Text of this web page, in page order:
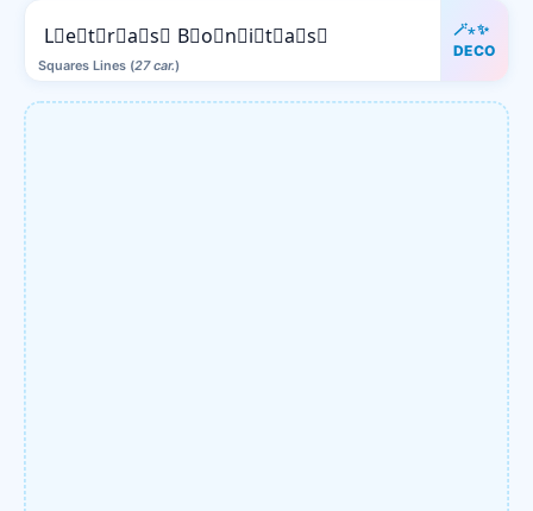
Squares Lines (27 car.)
L⃒e⃒t⃒r⃒a⃒s⃒ B⃒o⃒n⃒i⃒t⃒a⃒s⃒
🪄⋆✨
DECO